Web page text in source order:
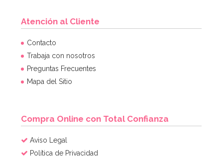
Atención al Cliente
Contacto
Trabaja con nosotros
Preguntas Frecuentes
Mapa del Sitio
Compra Online con Total Confianza
Aviso Legal
Política de Privacidad